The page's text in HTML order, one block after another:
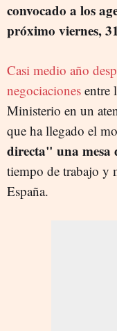
convocado a los
próximo viernes,
Casi medio año
negociaciones entre
Ministerio en un
que ha llegado el
directa" una mesa
tiempo de trabajo y
España.